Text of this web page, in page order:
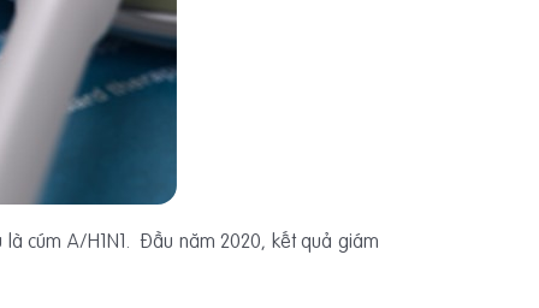
cúm A/H1N1. Đầu năm 2020, kết quả giám